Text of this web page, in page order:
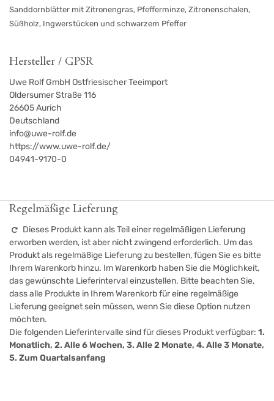
Sanddornblätter mit Zitronengras, Pfefferminze, Zitronenschalen,
Süßholz, Ingwerstücken und schwarzem Pfeffer
Hersteller / GPSR
Uwe Rolf GmbH Ostfriesischer Teeimport
Oldersumer Straße 116
26605Aurich
Deutschland
info@uwe-rolf.de
https://www.uwe-rolf.de/
04941-9170-0
Regelmäßige Lieferung
Dieses Produkt kann als Teil einer regelmäßigen Lieferung
erworben werden, ist aber nicht zwingend erforderlich. Um das
Produkt als regelmäßige Lieferung zu bestellen, fügen Sie es bitte
Ihrem Warenkorb hinzu. Im Warenkorb haben Sie die Möglichkeit,
das gewünschte Lieferinterval einzustellen. Bitte beachten Sie,
dass alle Produkte in Ihrem Warenkorb für eine regelmäßige
Lieferung geeignet sein müssen, wenn Sie diese Option nutzen
möchten.
Die folgenden Lieferintervalle sind für dieses Produkt verfügbar: 1.
Monatlich, 2. Alle 6 Wochen, 3. Alle 2 Monate, 4. Alle 3 Monate,
5. Zum Quartalsanfang